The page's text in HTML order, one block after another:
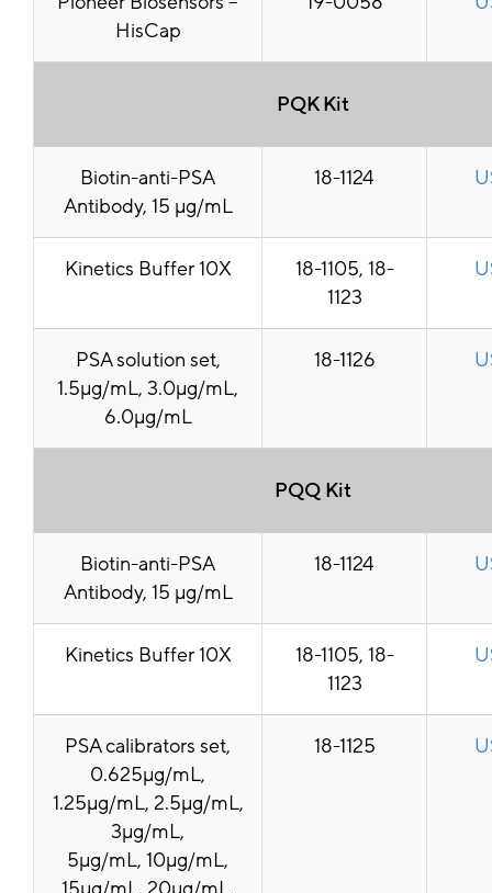
HisCap
PQK Kit
Biotin-anti-PSA
Antibody, 15 μg/mL
18-1124
Kinetics Buffer 10X
18-1105, 18-
1123
PSA solution set,
1.5μg/mL, 3.0μg/mL,
6.0μg/mL
18-1126
PQQ Kit
Biotin-anti-PSA
Antibody, 15 μg/mL
18-1124
Kinetics Buffer 10X
18-1105, 18-
1123
PSA calibrators set,
0.625μg/mL,
1.25μg/mL, 2.5μg/mL,
3μg/mL,
5μg/mL, 10μg/mL,
18-1125